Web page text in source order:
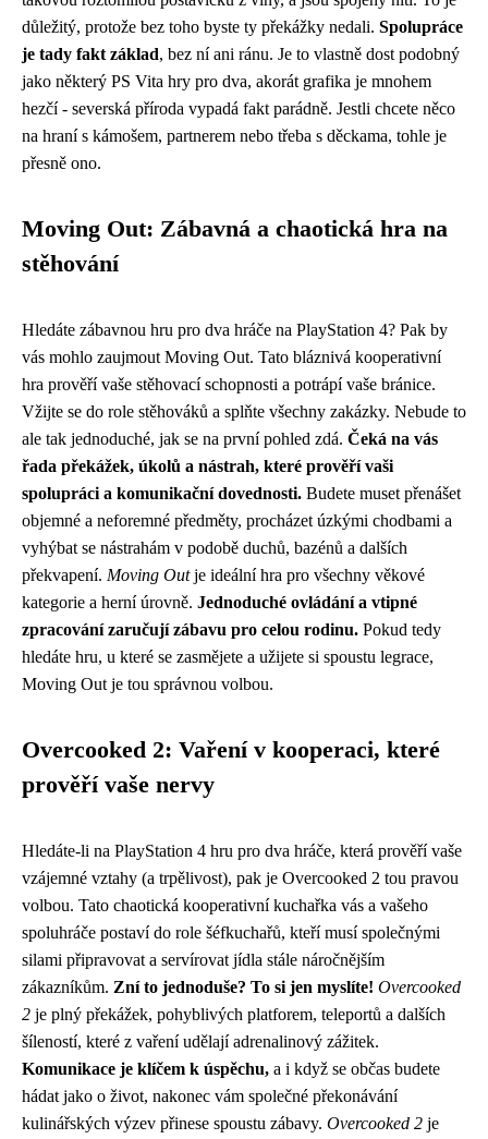
důležitý, protože bez toho byste ty překážky nedali. Spolupráce
je tady fakt základ, bez ní ani ránu. Je to vlastně dost podobný
jako některý PS Vita hry pro dva, akorát grafika je mnohem
hezčí - severská příroda vypadá fakt parádně. Jestli chcete něco
na hraní s kámošem, partnerem nebo třeba s děckama, tohle je
přesně ono.
Moving Out: Zábavná a chaotická hra na
stěhování
Hledáte zábavnou hru pro dva hráče na PlayStation 4? Pak by
vás mohlo zaujmout Moving Out. Tato bláznivá kooperativní
hra prověří vaše stěhovací schopnosti a potrápí vaše bránice.
Vžijte se do role stěhováků a splňte všechny zakázky. Nebude to
ale tak jednoduché, jak se na první pohled zdá. Čeká na vás
řada překážek, úkolů a nástrah, které prověří vaši
spolupráci a komunikační dovednosti. Budete muset přenášet
objemné a neforemné předměty, procházet úzkými chodbami a
vyhýbat se nástrahám v podobě duchů, bazénů a dalších
překvapení. Moving Outje ideální hra pro všechny věkové
kategorie a herní úrovně. Jednoduché ovládání a vtipné
zpracování zaručují zábavu pro celou rodinu. Pokud tedy
hledáte hru, u které se zasmějete a užijete si spoustu legrace,
Moving Out je tou správnou volbou.
Overcooked 2: Vaření v kooperaci, které
prověří vaše nervy
Hledáte-li na PlayStation 4 hru pro dva hráče, která prověří vaše
vzájemné vztahy (a trpělivost), pak je Overcooked 2 tou pravou
volbou. Tato chaotická kooperativní kuchařka vás a vašeho
spoluhráče postaví do role šéfkuchařů, kteří musí společnými
silami připravovat a servírovat jídla stále náročnějším
zákazníkům. Zní to jednoduše? To si jen myslíte! Overcooked
2 je plný překážek, pohyblivých platforem, teleportů a dalších
šíleností, které z vaření udělají adrenalinový zážitek.
Komunikace je klíčem k úspěchu, a i když se občas budete
hádat jako o život, nakonec vám společné překonávání
kulinářských výzev přinese spoustu zábavy. Overcooked 2 je